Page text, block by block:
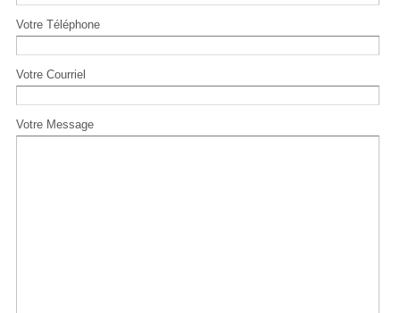
Votre Téléphone
Votre Courriel
Votre Message